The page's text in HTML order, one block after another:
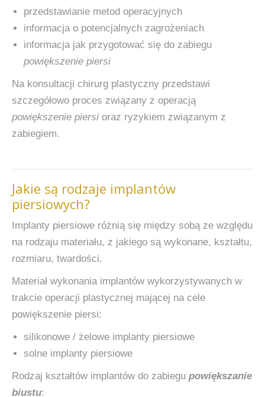
przedstawianie metod operacyjnych
informacja o potencjalnych zagrożeniach
informacja jak przygotować się do zabiegu
powiększenie piersi
Na konsultacji chirurg plastyczny przedstawi
szczegółowo proces związany z operacją
powiększenie piersi oraz ryzykiem związanym z
zabiegiem.
Jakie są rodzaje implantów
piersiowych?
Implanty piersiowe różnią się między sobą ze względu
na rodzaju materiału, z jakiego są wykonane, kształtu,
rozmiaru, twardości.
Materiał wykonania implantów wykorzystywanych w
trakcie operacji plastycznej mającej na cele
powiększenie piersi:
silikonowe / żelowe implanty piersiowe
solne implanty piersiowe
Rodzaj kształtów implantów do zabiegu powiększanie
biustu: